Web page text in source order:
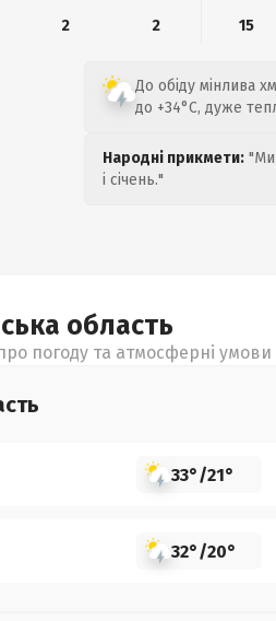
2
2 15
До обіду мінлива
до +34°C, дуже
Народні прикмети:
і січень."
область
погоду та атмосферні умови
33°/21°
32°/20°